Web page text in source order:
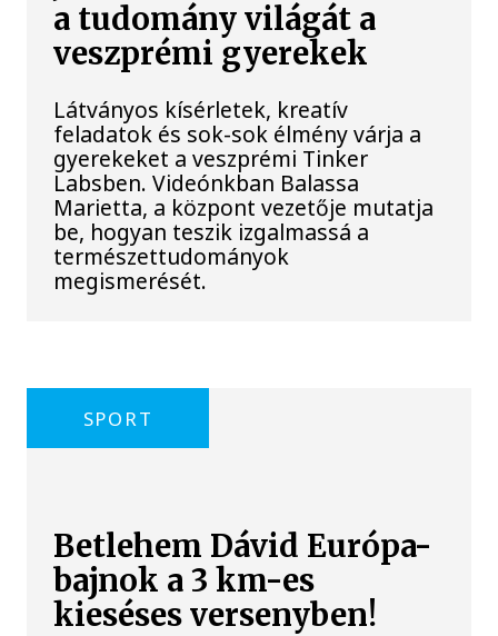
a tudomány világát a
veszprémi gyerekek
Látványos kísérletek, kreatív
feladatok és sok-sok élmény várja a
gyerekeket a veszprémi Tinker
Labsben. Videónkban Balassa
Marietta, a központ vezetője mutatja
be, hogyan teszik izgalmassá a
természettudományok
megismerését.
SPORT
Betlehem Dávid Európa-
bajnok a 3 km-es
kieséses versenyben!